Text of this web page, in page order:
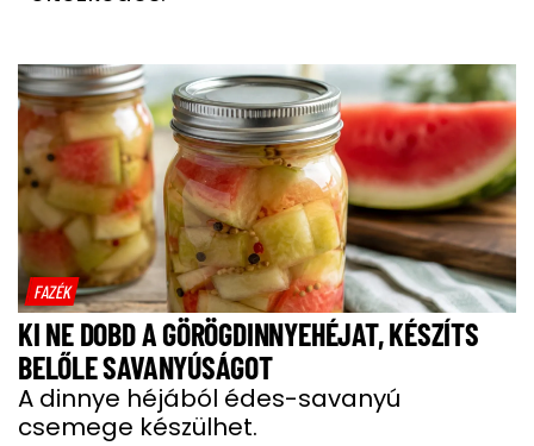
FAZÉK
KI NE DOBD A GÖRÖGDINNYEHÉJAT, KÉSZÍTS
BELŐLE SAVANYÚSÁGOT
A dinnye héjából édes-savanyú
csemege készülhet.